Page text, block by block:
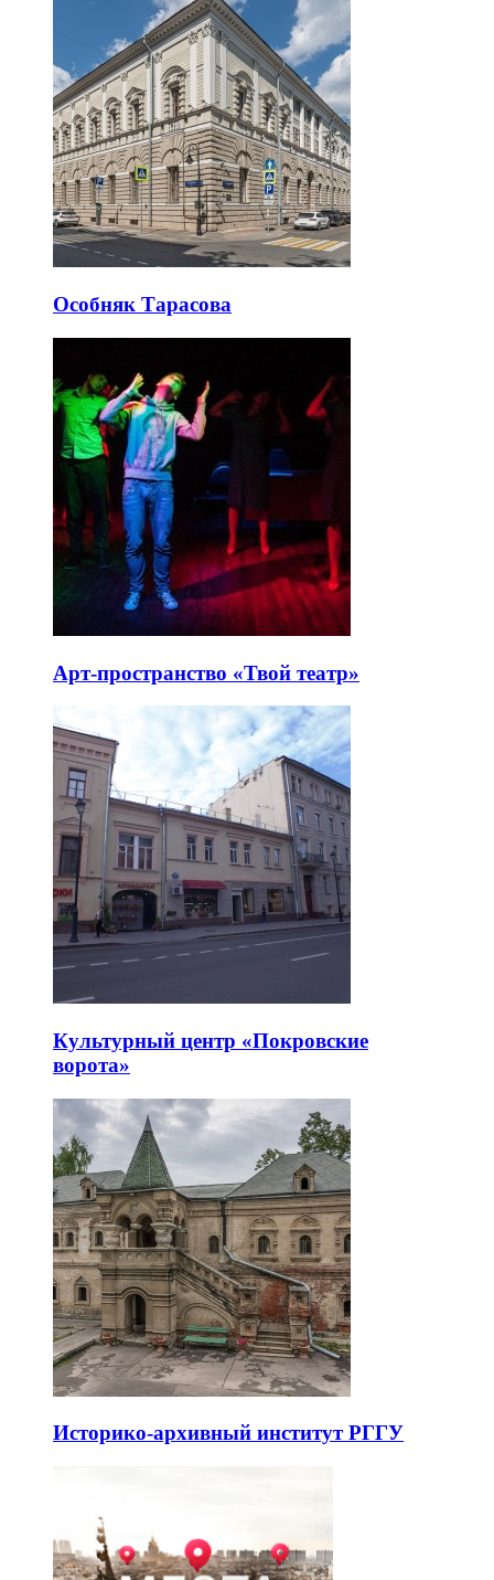
Особняк Тарасова
Арт-пространство «Твой театр»
Культурный центр «Покровские
ворота»
Историко-архивный институт РГГУ